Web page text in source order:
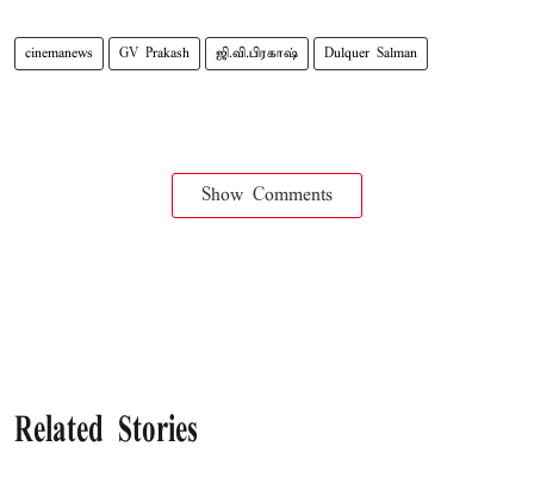
cinemanews GV Prakash ஜி.வி.பிரகாஷ் Dulquer Salman
Show Comments
Related Stories